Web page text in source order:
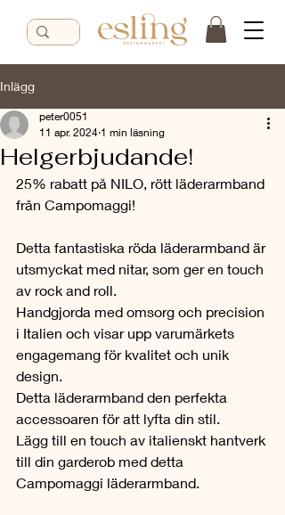
Inlägg
Helgerbjudande!
peter0051
11 apr. 2024 1 min läsning
25% rabatt på NILO, rött läderarmband
från Campomaggi!
Detta fantastiska röda läderarmband är
utsmyckat med nitar, som ger en touch
av rock and roll.
Handgjorda med omsorg och precision
i Italien och visar upp varumärkets
engagemang för kvalitet och unik
design.
Detta läderarmband den perfekta
accessoaren för att lyfta din stil.
Lägg till en touch av italienskt hantverk
till din garderob med detta
Campomaggi läderarmband.